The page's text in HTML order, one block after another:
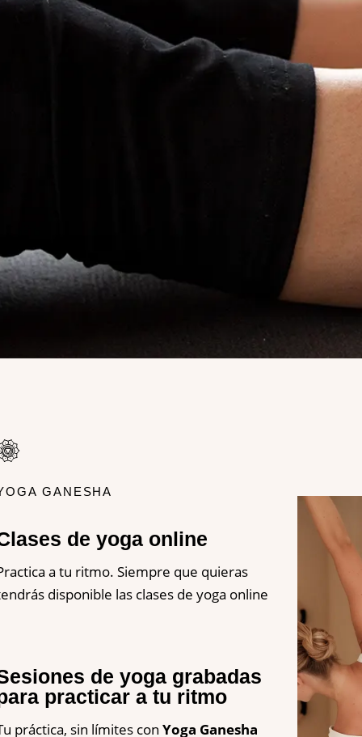
GANESHA
de yoga online
a tu ritmo. Siempre que quieras
disponible las clases de yoga online
de yoga grabadas
practicar a tu ritmo
práctica, sin límites con Yoga Ganesha